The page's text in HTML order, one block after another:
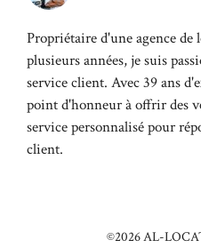
Propriétaire d'une agence
plusieurs années, je suis
service client. Avec 39 ans
point d'honneur à offrir des
service personnalisé pour
client.
©2026 AL-